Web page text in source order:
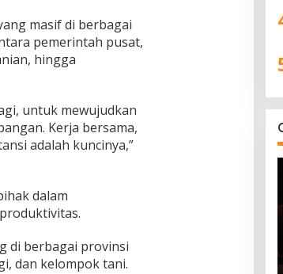
masif di berbagai
pemerintah pusat,
hingga
untuk mewujudkan
Kerja bersama,
adalah kuncinya,”
dalam
di berbagai provinsi
dan kelompok tani.